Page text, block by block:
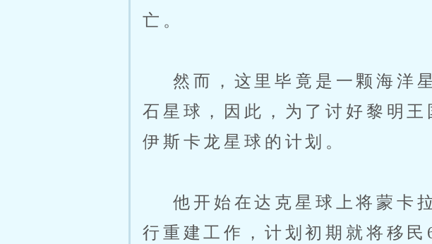
亡。
然而，这里毕竟是一颗海洋
石星球，因此，为了讨好黎明
伊斯卡龙星球的计划。
他开始在达克星球上将蒙卡
行重建工作，计划初期就将移